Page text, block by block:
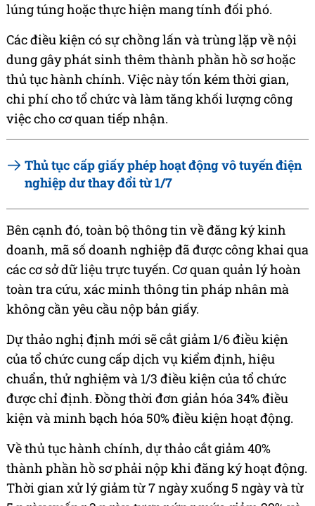
lúng túng hoặc thực hiện mang tính đối phó.
Các điều kiện có sự chồng lấn và trùng lặp về nội
dung gây phát sinh thêm thành phần hồ sơ hoặc
thủ tục hành chính. Việc này tốn kém thời gian,
chi phí cho tổ chức và làm tăng khối lượng công
việc cho cơ quan tiếp nhận.
Thủ tục cấp giấy phép hoạt động vô tuyến điện
nghiệp dư thay đổi từ 1/7
Bên cạnh đó, toàn bộ thông tin về đăng ký kinh
doanh, mã số doanh nghiệp đã được công khai qua
các cơ sở dữ liệu trực tuyến. Cơ quan quản lý hoàn
toàn tra cứu, xác minh thông tin pháp nhân mà
không cần yêu cầu nộp bản giấy.
Dự thảo nghị định mới sẽ cắt giảm 1/6 điều kiện
của tổ chức cung cấp dịch vụ kiểm định, hiệu
chuẩn, thử nghiệm và 1/3 điều kiện của tổ chức
được chỉ định. Đồng thời đơn giản hóa 34% điều
kiện và minh bạch hóa 50% điều kiện hoạt động.
Về thủ tục hành chính, dự thảo cắt giảm 40%
thành phần hồ sơ phải nộp khi đăng ký hoạt động.
Thời gian xử lý giảm từ 7 ngày xuống 5 ngày và từ